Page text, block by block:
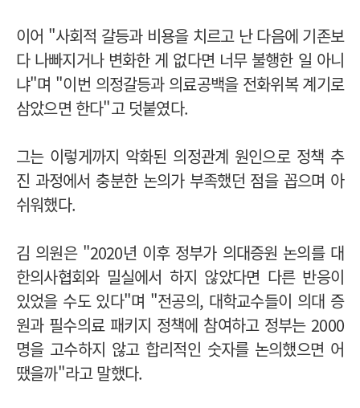
이어 "사회적 갈등과 비용을 치르고 난 다음에 기존보
다 나빠지거나 변화한 게 없다면 너무 불행한 일 아니
냐"며 "이번 의정갈등과 의료공백을 전화위복 계기로
삼았으면 한다"고 덧붙였다.
그는 이렇게까지 악화된 의정관계 원인으로 정책 추
진 과정에서 충분한 논의가 부족했던 점을 꼽으며 아
쉬워했다.
김 의원은 "2020년 이후 정부가 의대증원 논의를 대
한의사협회와 밀실에서 하지 않았다면 다른 반응이
있었을 수도 있다"며 "전공의, 대학교수들이 의대 증
원과 필수의료 패키지 정책에 참여하고 정부는 2000
명을 고수하지 않고 합리적인 숫자를 논의했으면 어
땠을까"라고 말했다.